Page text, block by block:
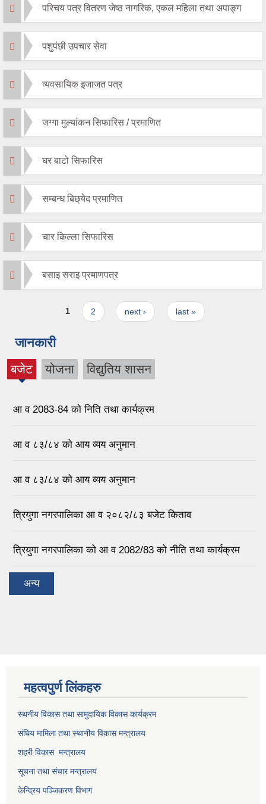
परिचय पत्र वितरण जेष्ठ नागरिक, एकल महिला तथा अपाङ्ग
पशुपंछी उपचार सेवा
व्यवसायिक इजाजत पत्र
जग्गा मुल्यांकन सिफारिस / प्रमाणित
घर बाटो सिफारिस
सम्बन्ध बिछ्येद प्रमाणित
चार किल्ला सिफारिस
बसाइ सराइ प्रमाणपत्र
1 2 next › last »
जानकारी
बजेट
(active
योजना विद्युतिय शासन
आ व 2083-84 को निति तथा कार्यक्रम
आ व ८३/८४ को आय व्यय अनुमान
आ व ८३/८४ को आय व्यय अनुमान
त्रियुगा नगरपालिका आ व २०८२/८३ बजेट किताव
त्रियुगा नगरपालिका को आ व 2082/83 को नीति तथा कार्यक्रम
अन्य
महत्वपुर्ण लिंकहरु
स्थनीय विकास तथा सामुदायिक विकास कार्यक्रम
संघिय मामिला तथा स्थानीय विकास मन्त्रालय
शहरी विकास मन्त्रालय
सूचना तथा संचार मन्त्रालय
केन्द्रिय पञ्जिकरण विभाग